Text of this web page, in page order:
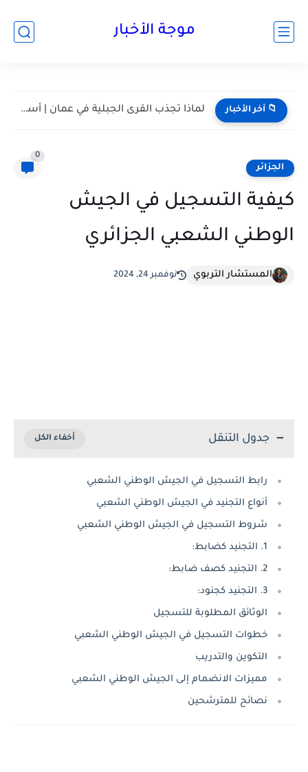
موجة الأخبار
📁 آخر الأخبار مسقط واحدة من أكثر المدن هدوءا في الخليج | أعرف...
الجزائر
0
كيفية التسجيل في الجيش
الوطني الشعبي الجزائري
المستشار التربوي نوفمبر 24, 2024
جدول التنقل
رابط التسجيل في الجيش الوطني الشعبي
أنواع التجنيد في الجيش الوطني الشعبي
شروط التسجيل في الجيش الوطني الشعبي
1. التجنيد كضابط:
2. التجنيد كصف ضابط:
3. التجنيد كجنود:
الوثائق المطلوبة للتسجيل
خطوات التسجيل في الجيش الوطني الشعبي
التكوين والتدريب
مميزات الانضمام إلى الجيش الوطني الشعبي
نصائح للمترشحين